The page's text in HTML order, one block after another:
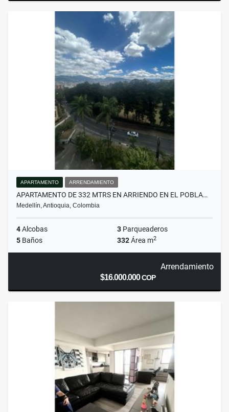
APARTAMENTO ARRENDAMIENTO
APARTAMENTO DE 332 MTRS EN ARRIENDO EN EL POBLA…
Medellín, Antioquia, Colombia
4Alcobas 3 Parqueaderos
5 Baños 332Área m2
Arrendamiento
$16.000.000COP